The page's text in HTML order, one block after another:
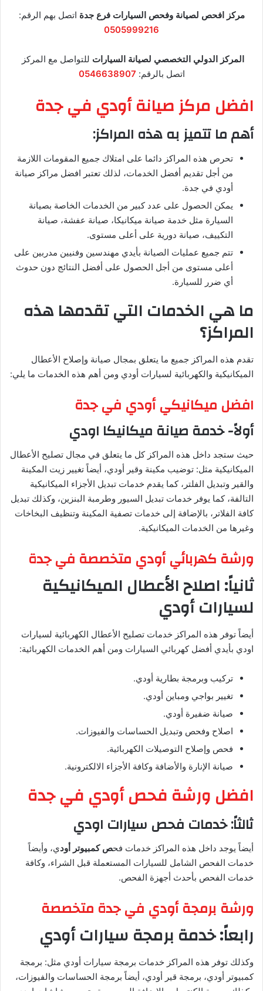
مركز افحص لصيانة وفحص السيارات فرع جدة اتصل بهم الرقم:
0505999216
المركزالدولي التخصصي لصيانة السيارات للتواصل مع المركز
اتصل بالرقم: 0546638907
افضل مركز صيانة أودي في جدة
أهم ما تتميز به هذه المراكز:
تحرص هذه المراكز دائما على امتلاك جميع المقومات اللازمة
من أجل تقديم أفضل الخدمات، لذلك تعتبر افضل مراكز صيانة
أودي في جدة.
يمكن الحصول على عدد كبير من الخدمات الخاصة بصيانة
السيارة مثل خدمة صيانة ميكانيكا، صيانة عفشة، صيانة
التكييف، صيانة دورية على أعلى مستوى.
تتم جميع عمليات الصيانة بأيدي مهندسين وفنيين مدربين على
أعلى مستوى من أجل الحصول على أفضل النتائج دون حدوث
أي ضرر للسيارة.
ما هي الخدمات التي تقدمها هذه
المراكز؟
تقدم هذه المراكز جميع ما يتعلق بمجال صيانة وإصلاح الأعطال
الميكانيكية والكهربائية لسيارات أودي ومن أهم هذه الخدمات ما يلي:
افضل ميكانيكي أودي في جدة
أولاً- خدمة صيانة ميكانيكا اودي
حيث ستجد داخل هذه المراكز كل ما يتعلق في مجال تصليح الأعطال
الميكانيكية مثل: توضيب مكينة وقير أودي، أيضاً تغيير زيت المكينة
والقير وتبديل الفلتر، كما يقدم خدمات تبديل الأجزاء الميكانيكية
التالفة، كما يوفر خدمات تبديل السيور وطرمبة البنزين، وكذلك تبديل
كافة الفلاتر، بالإضافة إلى خدمات تصفية المكينة وتنظيف البخاخات
وغيرها من الخدمات الميكانيكية.
ورشة كهربائي أودي متخصصة في جدة
ثانياً: اصلاح الأعطال الميكانيكية
لسيارات أودي
أيضاً توفر هذه المراكز خدمات تصليح الأعطال الكهربائية لسيارات
اودي بأيدي أفضل كهربائي السيارات ومن أهم الخدمات الكهربائية:
تركيب وبرمجة بطارية أودي.
تغيير بواجي ومباين أودي.
صيانة ضفيرة أودي.
اصلاح وفحص وتبديل الحساسات والفيوزات.
فحص وإصلاح التوصيلات الكهربائية.
صيانة الإنارة والأضافة وكافة الأجزاء الالكترونية.
افضل ورشة فحص أودي في جدة
ثالثاً: خدمات فحص سيارات اودي
أيضاً يوجد داخل هذه المراكز خدمات فحص كمبيوتر أودي، وأيضاً
خدمات الفحص الشامل للسيارات المستعملة قبل الشراء، وكافة
خدمات الفحص بأحدث أجهزة الفحص.
ورشة برمجة أودي في جدة متخصصة
رابعاً: خدمة برمجة سيارات أودي
وكذلك توفر هذه المراكز خدمات برمجة سيارات أودي مثل: برمجة
كمبيوتر أودي، برمجة قير أودي، أيضاً برمجة الحساسات والفيوزات،